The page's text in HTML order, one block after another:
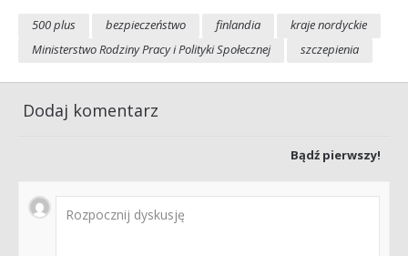
500 plus bezpieczeństwo finlandia
kraje nordyckie
Ministerstwo Rodziny Pracy i Polityki Społecznej
szczepienia
Dodaj komentarz
Bądź pierwszy!